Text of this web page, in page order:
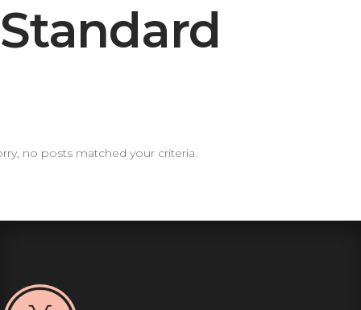
Standard
no posts matched your criteria.